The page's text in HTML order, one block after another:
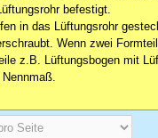
befestigt.
in das Lüftungsrohr
Wenn zwei
z.B. Lüftungsbogen mit